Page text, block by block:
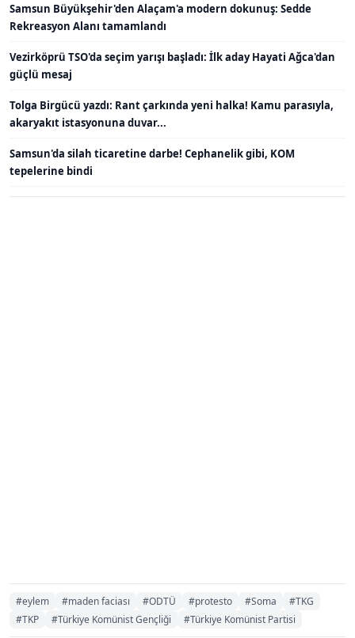
Samsun Büyükşehir'den Alaçam'a modern dokunuş: Sedde
Rekreasyon Alanı tamamlandı
Vezirköprü TSO'da seçim yarışı başladı: İlk aday Hayati Ağca'dan
güçlü mesaj
Tolga Birgücü yazdı: Rant çarkında yeni halka! Kamu parasıyla,
akaryakıt istasyonuna duvar...
Samsun'da silah ticaretine darbe! Cephanelik gibi, KOM
tepelerine bindi
#eylem #maden faciası #ODTÜ #protesto #Soma
#TKG
#TKP
#Türkiye Komünist Gençliği #Türkiye Komünist Partisi